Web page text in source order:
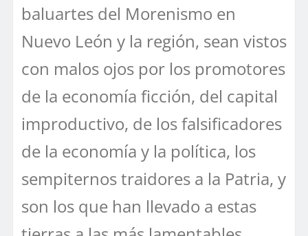
baluartes del Morenismo en
Nuevo León y la región, sean vistos
con malos ojos por los promotores
de la economía ficción, del capital
improductivo, de los falsificadores
de la economía y la política, los
sempiternos traidores a la Patria, y
son los que han llevado a estas